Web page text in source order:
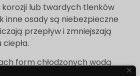
lub twardych tlenków
inne osady są niebezpieczne
przepływ i zmniejszają
form chłodzonych wodą